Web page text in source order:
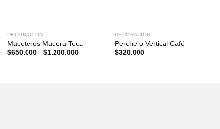
DECORACIÓN
Maceteros Madera Teca
$650.000 - $1.200.000Rango
DECORACIÓN
Perchero Vertical Café
$320.000